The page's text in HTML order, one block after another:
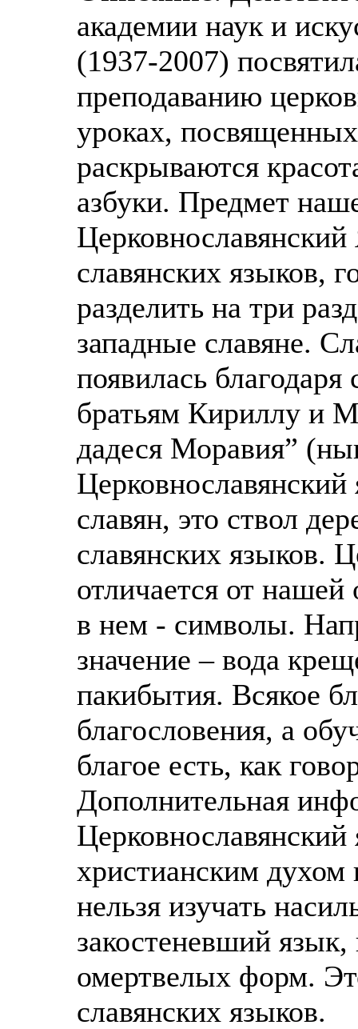
академии наук и
(1937-2007)
преподаванию
уроках,
раскрываются
азбуки. Предмет
славянских языков,
разделить на три
западные славяне.
появилась
братьям Кириллу и
дадеся Моравия”
славян, это ствол
славянских языков.
отличается от
в нем - символы.
значение – вода
пакибытия. Всякое
благословения, а
благое есть, как
Дополнительная
христианским духом
нельзя изучать
закостеневший язык,
омертвелых форм.
славянских языков.